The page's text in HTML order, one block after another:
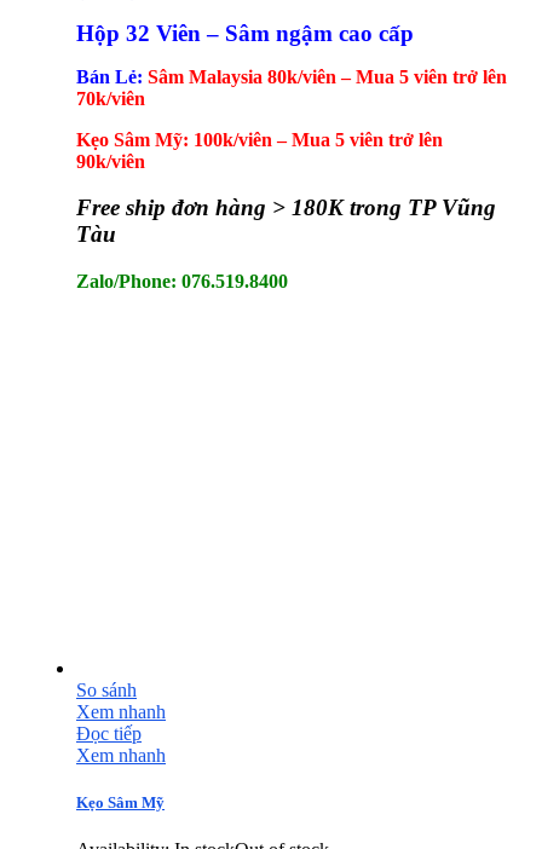
Hộp 32 Viên – Sâm ngậm cao cấp
Bán Lẻ: Sâm Malaysia 80k/viên – Mua 5 viên trở lên
70k/viên
Kẹo Sâm Mỹ: 100k/viên – Mua 5 viên trở lên
90k/viên
Free ship đơn hàng > 180K trong TP Vũng
Tàu
Zalo/Phone: 076.519.8400
So sánh
Xem nhanh
Đọc tiếp
Xem nhanh
Kẹo Sâm Mỹ